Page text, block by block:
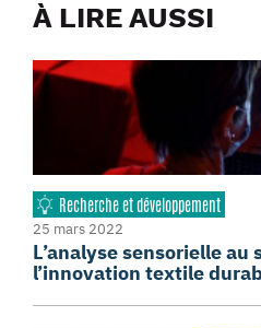
À LIRE AUSSI
Recherche et développement
25 mars 2022
L’analyse sensorielle au
l’innovation textile